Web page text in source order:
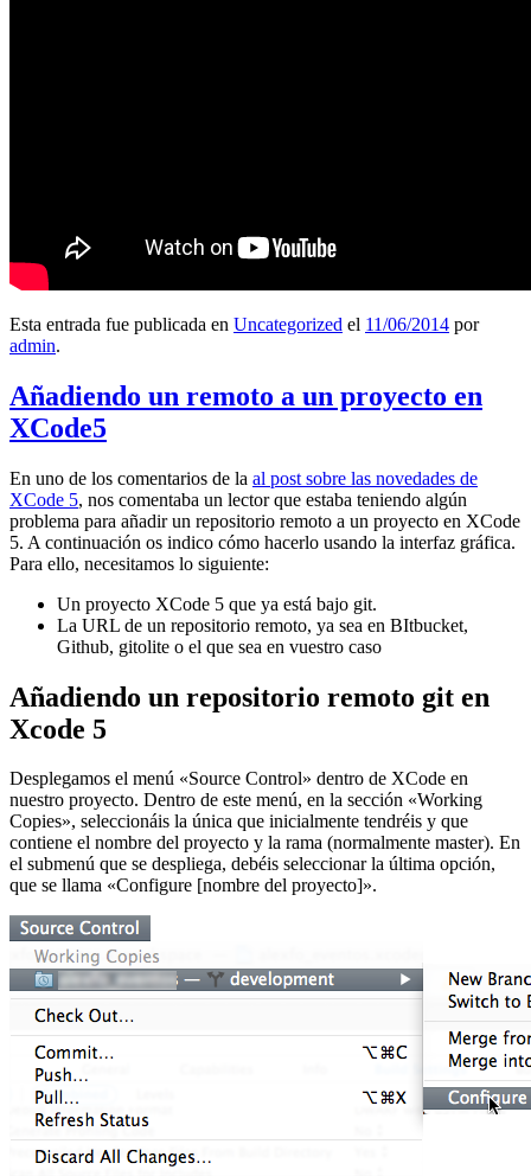
Esta entrada fue publicada en Uncategorized el 11/06/2014 por
admin.
Añadiendo un remoto a un proyecto en
XCode5
En uno de los comentarios de la al post sobre las novedades de
XCode 5, nos comentaba un lector que estaba teniendo algún
problema para añadir un repositorio remoto a un proyecto en XCode
5. A continuación os indico cómo hacerlo usando la interfaz gráfica.
Para ello, necesitamos lo siguiente:
Un proyecto XCode 5 que ya está bajo git.
La URL de un repositorio remoto, ya sea en BItbucket,
Github, gitolite o el que sea en vuestro caso
Añadiendo un repositorio remoto git en
Xcode 5
Desplegamos el menú «Source Control» dentro de XCode en
nuestro proyecto. Dentro de este menú, en la sección «Working
Copies», seleccionáis la única que inicialmente tendréis y que
contiene el nombre del proyecto y la rama (normalmente master). En
el submenú que se despliega, debéis seleccionar la última opción,
que se llama «Configure [nombre del proyecto]».